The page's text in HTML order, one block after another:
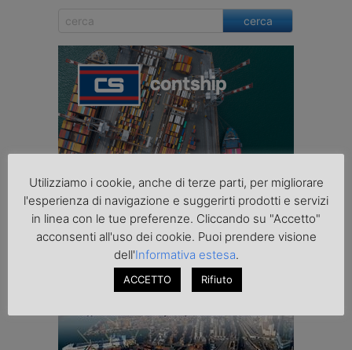
cerca
Utilizziamo i cookie, anche di terze parti, per migliorare
l'esperienza di navigazione e suggerirti prodotti e servizi
in linea con le tue preferenze. Cliccando su "Accetto"
acconsenti all'uso dei cookie. Puoi prendere visione
dell'Informativa estesa.
ACCETTO Rifiuto